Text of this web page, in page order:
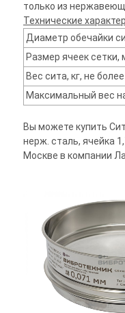
только из
Технические
Диаметр обечайки
Размер ячеек сетки,
Вес сита, кг, не более
Максимальный вес
Вы можете купить
нерж. сталь, ячейка
Москве в компании